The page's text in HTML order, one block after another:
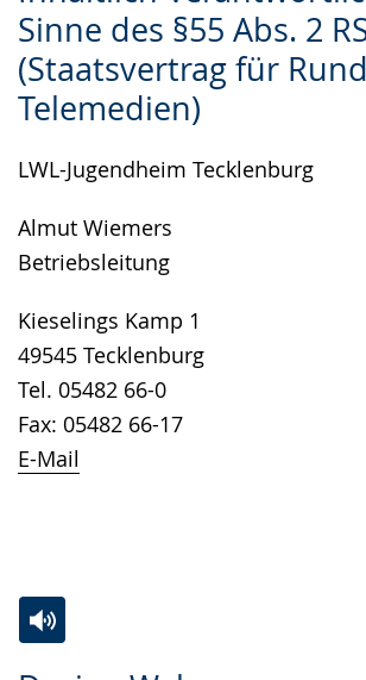
Sinne des §55 Abs. 2
(Staatsvertrag für
Telemedien)
LWL-Jugendheim Tecklenburg
Almut Wiemers
Betriebsleitung
Kieselings Kamp 1
49545 Tecklenburg
Tel. 05482 66-0
Fax: 05482 66-17
E-Mail
Sprache
wechseln.
Unterstützung.
in
Deutscher
Gebärdensprache
angezeigt.